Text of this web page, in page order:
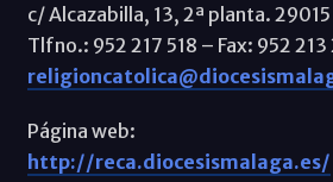
c/ Alcazabilla, 13, 2ª planta.
Tlfno.: 952 217 518 – Fax: 952 213
Página web:
http://reca.diocesismalaga.es/